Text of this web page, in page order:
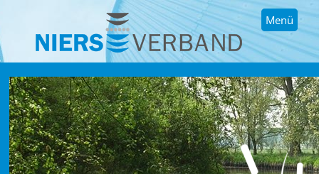
Menü